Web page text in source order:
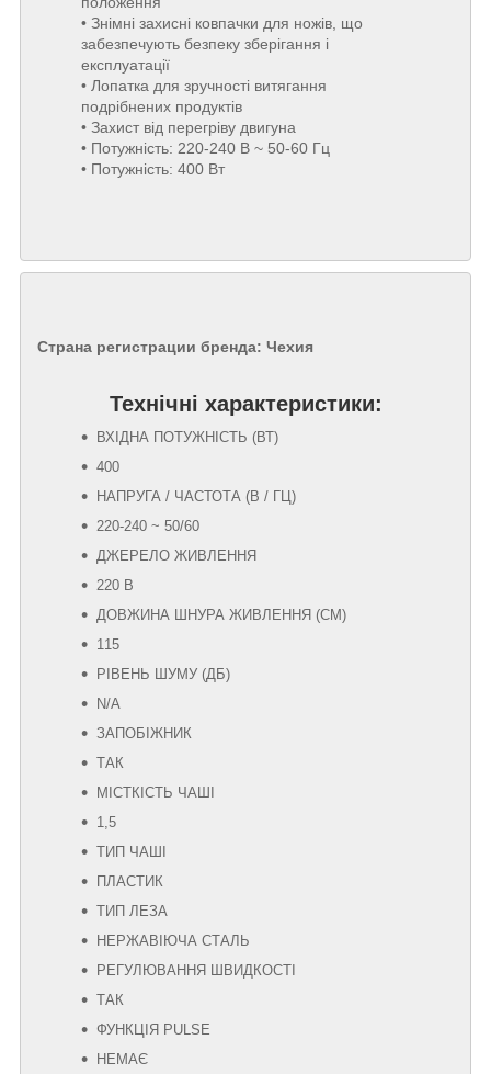
• Знімні захисні ковпачки для ножів, що
забезпечують безпеку зберігання і
експлуатації
• Лопатка для зручності витягання
подрібнених продуктів
• Захист від перегріву двигуна
• Потужність: 220-240 В ~ 50-60 Гц
• Потужність: 400 Вт
Технічні характеристики:
ВХІДНА ПОТУЖНІСТЬ (ВТ)
400
НАПРУГА / ЧАСТОТА (В / ГЦ)
220-240 ~ 50/60
ДЖЕРЕЛО ЖИВЛЕННЯ
220 В
ДОВЖИНА ШНУРА ЖИВЛЕННЯ (СМ)
115
РІВЕНЬ ШУМУ (ДБ)
N/A
ЗАПОБІЖНИК
ТАК
МІСТКІСТЬ ЧАШІ
1,5
ТИП ЧАШІ
ПЛАСТИК
ТИП ЛЕЗА
НЕРЖАВІЮЧА СТАЛЬ
РЕГУЛЮВАННЯ ШВИДКОСТІ
ТАК
ФУНКЦІЯ PULSE
НЕМАЄ
Страна регистрации бренда: Чехия